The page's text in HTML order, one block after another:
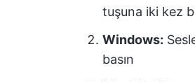
tuşuna iki kez
Windows:
basın